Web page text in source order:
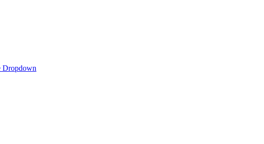
Dropdown